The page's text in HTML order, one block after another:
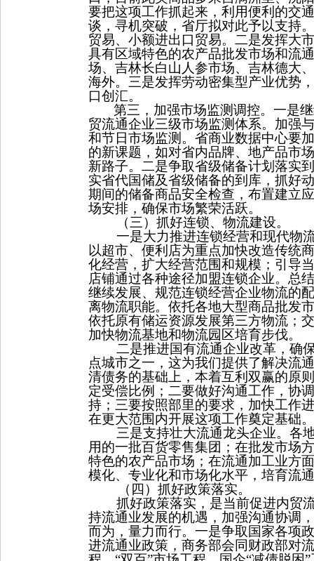
要把这项工作抓起来，利用便利的交
谈，寻机突破，省厅拟对此予以支持
贸易、小额进出口贸易。二是发挥大
具有区域特色的农产品批发市场和流
场、吉林长白山人参市场、吉林德大
海外。三是发挥劳动密集型产业优势
口创汇。
第三，加强市场监测调控。一是
贸流通企业三级市场监测体系。加强
和节日市场监测。省商业数据中心要
的新课题，如对省内品牌、地产品市
新路子。二是争取省级储备计划落实
实省代国储及省级储备的到库，抓好
期间的储备商品安全检查，布置建立
场安排，确保市场繁荣活跃。
（三）抓好连锁、物流建设。
一是大力推进连锁经营和现代物
以超市、便利店为重点加快改造传统
化经营，扩大经营范围和规模；引导
店铺通过各种途径加盟连锁企业。总
继续发展、规范连锁经营企业物流的
离物流职能。依托各地大型商品批发
依托原有储运资源发展第三方物流；
加快物流基地和物流园区培育步伐。
二是推进国有流通企业改革，确
点城市之一，这为我们提供了解决流
清债务的基础上，本着互利双赢的原
定受偿比例；二要做好沟通工作，协
持；三要按照部里的要求，加快工作
在更大范围内开展这项工作奠定基础。
三是支持壮大流通龙头企业。各
用的一批百货零售集团；在批发市场
特色的农产品市场；在流通加工业方
模化、专业化和市场化水平，培育流
（四）抓好政策落实。
抓好政策落实，是当前促进内贸
持流通业发展的机遇，加强沟通协调
而为，量力而行。一是争取国家各项
进流通业政策，商务部会同财政部对